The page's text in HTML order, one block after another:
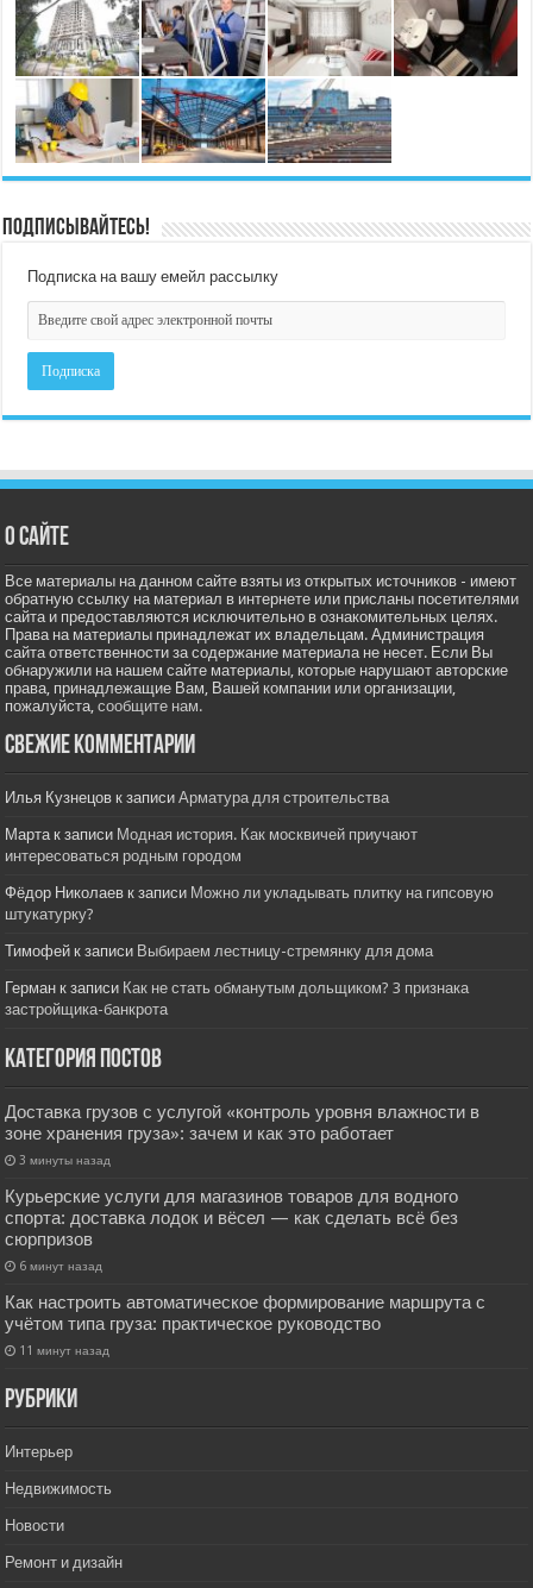
Подписывайтесь!
Подписка на вашу емейл рассылку
О сайте
Все материалы на данном сайте взяты из открытых источников - имеют
обратную ссылку на материал в интернете или присланы посетителями
сайта и предоставляются исключительно в ознакомительных целях.
Права на материалы принадлежат их владельцам. Администрация
сайта ответственности за содержание материала не несет. Если Вы
обнаружили на нашем сайте материалы, которые нарушают авторские
права, принадлежащие Вам, Вашей компании или организации,
пожалуйста,сообщите нам.
Свежие комментарии
Илья Кузнецов к записиАрматура для строительства
Мартак записи Модная история. Как москвичей приучают
интересоваться родным городом
Фёдор Николаев к записи Можно ли укладывать плитку на гипсовую
штукатурку?
Тимофей к записи Выбираем лестницу-стремянку для дома
Герман к записи Как не стать обманутым дольщиком? 3 признака
застройщика-банкрота
Категория постов
Доставка грузов с услугой «контроль уровня влажности в
зоне хранения груза»: зачем и как это работает
3 минуты назад
Курьерские услуги для магазинов товаров для водного
спорта: доставка лодок и вёсел — как сделать всё без
сюрпризов
6 минут назад
Как настроить автоматическое формирование маршрута с
учётом типа груза: практическое руководство
11 минут назад
РУбрики
Интерьер
Недвижимость
Новости
Ремонт и дизайн